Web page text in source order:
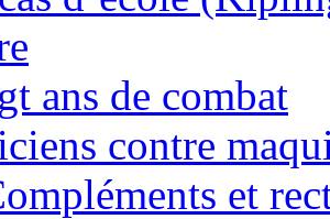
ans de combat
contre
et